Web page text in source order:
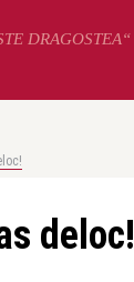
DRAGOSTEA“
deloc!